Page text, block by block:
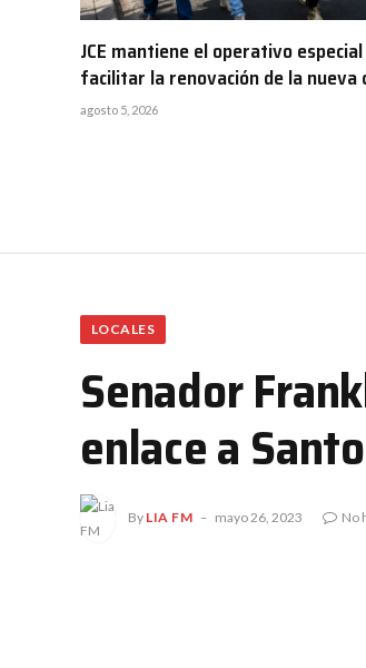
JCE mantiene el operativo
facilitar la renovación de la nueva
agosto 5, 2026
LOCALES
Senador
enlace a
By LIA FM mayo 26, 2023 No